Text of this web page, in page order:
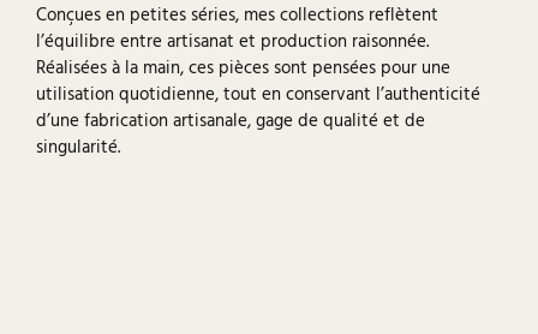
Conçues en petites séries, mes collections reflètent
l’équilibre entre artisanat et production raisonnée.
Réalisées à la main, ces pièces sont pensées pour une
utilisation quotidienne, tout en conservant l’authenticité
d’une fabrication artisanale, gage de qualité et de
singularité.